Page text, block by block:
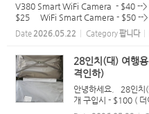
V380 Smart WiFi Camera - $40 --
$25 WiFi Smart Camera - $50 --
H96 MAX (스마트 TV 박스) -
방용 전자저...
Date 2026.05.22 Category팝니다
28인치(대) 여행
격인하)
안녕하세요. 28인치
개 구입시 - $100 (
해밀턴 시티 입니다.